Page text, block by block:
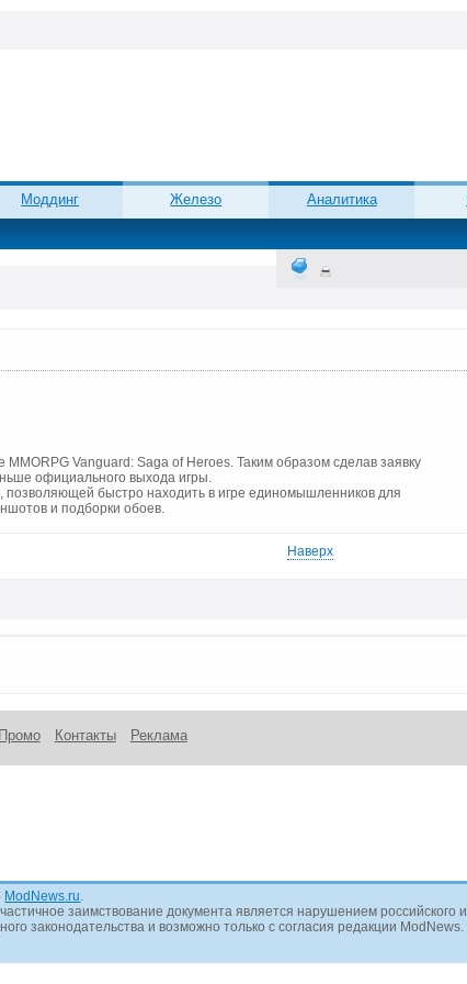
Моддинг Железо Аналитика
Vanguard: Saga of Heroes. Таким образом сделав заявку
официального выхода игры.
позволяющей быстро находить в игре единомышленников для
и подборки обоев.
Наверх
Промо Контакты Реклама
ModNews.ru
заимствование документа является нарушением российского и
законодательства и возможно только с согласия редакции ModNews.